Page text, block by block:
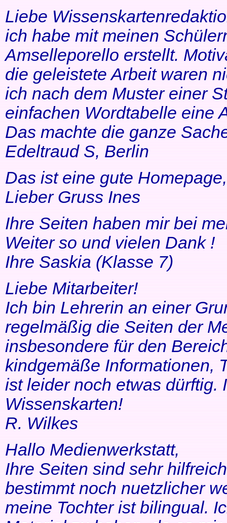
Liebe
ich habe mit meinen
Amselleporello erstellt.
die geleistete Arbeit waren
ich nach dem Muster einer
einfachen Wordtabelle eine
Das machte die ganze
Edeltraud S, Berlin
Das ist eine gute
Lieber Gruss Ines
Ihre Seiten haben mir bei
Weiter so und vielen Dank !
Ihre Saskia (Klasse 7)
Liebe Mitarbeiter!
Ich bin Lehrerin an einer
regelmäßig die Seiten der
insbesondere für den
kindgemäße Informationen,
ist leider noch etwas dürftig.
Wissenskarten!
R. Wilkes
Hallo Medienwerkstatt,
Ihre Seiten sind sehr
bestimmt noch nuetzlicher
meine Tochter ist bilingual.